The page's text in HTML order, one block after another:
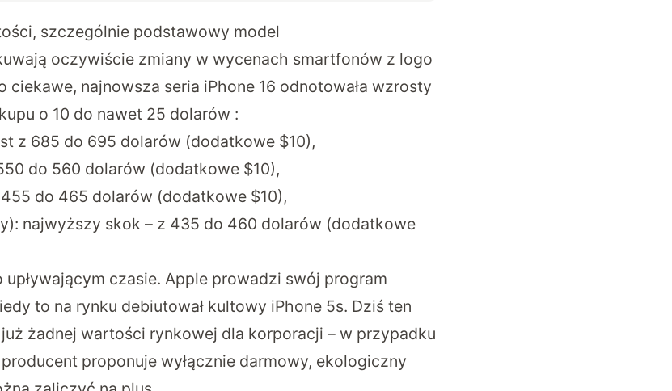
szczególnie podstawowy model
oczywiście zmiany w wycenach smartfonów z logo
ciekawe, najnowsza seria iPhone 16 odnotowała wzrosty
o 10 do nawet 25 dolarów :
z 685 do 695 dolarów (dodatkowe $10),
do 560 dolarów (dodatkowe $10),
do 465 dolarów (dodatkowe $10),
najwyższy skok – z 435 do 460 dolarów (dodatkowe
czasie. Apple prowadzi swój program
to na rynku debiutował kultowy iPhone 5s. Dziś ten
żadnej wartości rynkowej dla korporacji – w przypadku
proponuje wyłącznie darmowy, ekologiczny